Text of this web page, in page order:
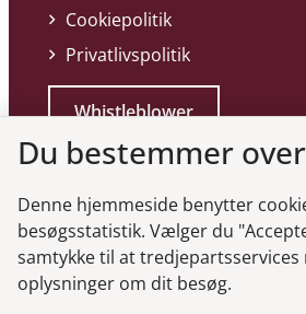
Cookiepolitik
Privatlivspolitik
Whistleblower
Genveje
Du bestemmer
Denne hjemmeside benytter
besøgsstatistik. Vælger du
samtykke til at tredjepartsservices
oplysninger om dit besøg.